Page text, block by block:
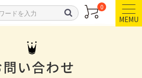
MEMU
0
問い合わせ